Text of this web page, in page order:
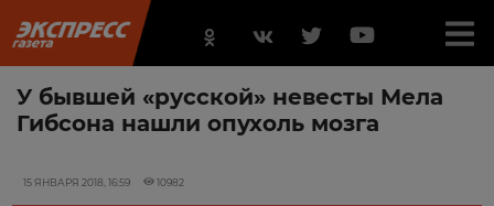
У бывшей «русской» невесты Мела
Гибсона нашли опухоль мозга
15 ЯНВАРЯ 2018, 16:59 10982